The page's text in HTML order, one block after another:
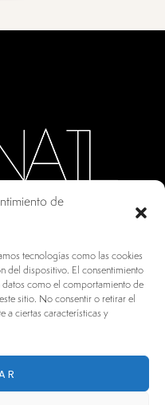
de
tecnologías como las cookies
del dispositivo. El consentimiento
como el comportamiento de
sitio. No consentir o retirar el
a ciertas características y
021